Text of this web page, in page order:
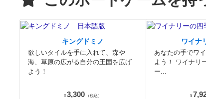
キングドミノ
欲しいタイルを手に入れて、森や
海、草原の広がる自分の王国を広げ
よう！
¥ 3,300 （税込）
ワイナ
あなたの手でワ
よう！ ワイナリ
ー...
¥